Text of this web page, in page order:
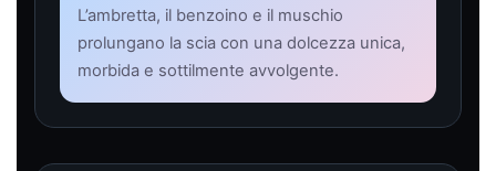
L’ambretta, il benzoino e il muschio
prolungano la scia con una dolcezza unica,
morbida e sottilmente avvolgente.